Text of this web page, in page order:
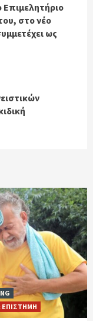
Επιμελητήριο
στο νέο
ως
ΕΠΙΣΤΗΜΗ